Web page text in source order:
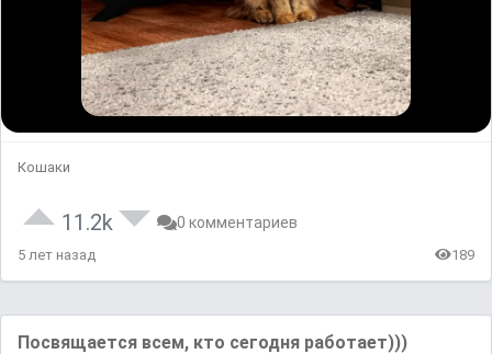
Кошаки
11.2k 0 комментариев
5 лет назад 189
Посвящается всем, кто сегодня работает)))